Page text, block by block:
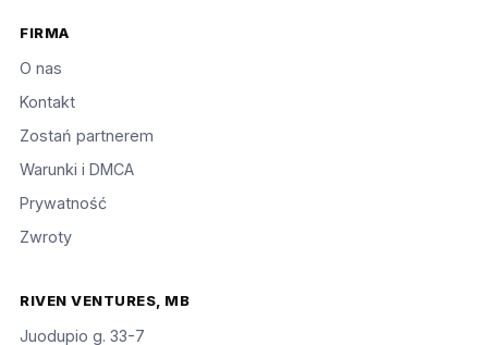
FIRMA
O nas
Kontakt
Zostań partnerem
Warunki i DMCA
Prywatność
Zwroty
RIVEN VENTURES, MB
Juodupio g. 33-7